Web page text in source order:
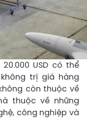
USD có thể
trị giá hàng
còn thuộc về
thuộc về những
công nghiệp và